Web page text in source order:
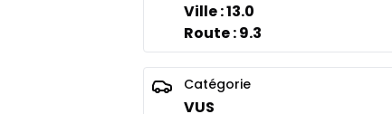
Ville : 13.0
Route : 9.3
Catégorie
VUS